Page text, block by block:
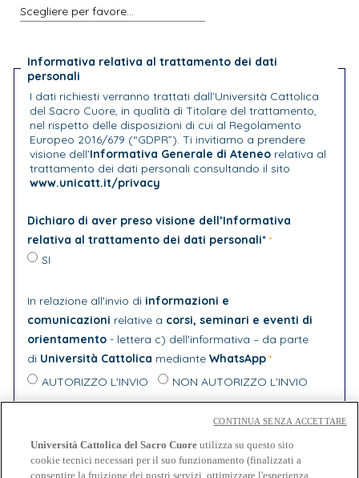
Informativa relativa al trattamento dei dati
personali
I dati richiesti verranno trattati dall’Università Cattolica
del Sacro Cuore, in qualità di Titolare del trattamento,
nel rispetto delle disposizioni di cui al Regolamento
Europeo 2016/679 (“GDPR”). Ti invitiamo a prendere
visione dell’Informativa Generale di Ateneo relativa al
trattamento dei dati personali consultando il sito
www.unicatt.it/privacy
Dichiaro di aver preso visione dell’Informativa
relativa al trattamento dei dati personali*
SI
In relazione all'invio di informazioni e
comunicazioni relative a corsi, seminari e eventi di
orientamento - lettera c) dell'informativa – da parte
di Università Cattolica mediante WhatsApp
AUTORIZZO L'INVIO
NON AUTORIZZO L'INVIO
comunicazioni e materiale
informativoaventi come oggetto:iscrizione ad eventi
organizzati da partner di Università Cattolicae/o
Università Cattolica del Sacro Cuore utilizza su questo sito
cookie tecnici necessari per il suo funzionamento (finalizzati a
consentire la fruizione dei nostri servizi, ottimizzare l'esperienza
CONTINUA SENZA ACCETTARE